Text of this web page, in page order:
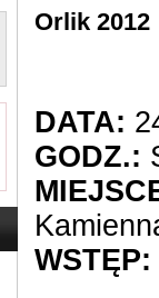
Orlik 2012
DATA:
GODZ.:
WSTĘP: